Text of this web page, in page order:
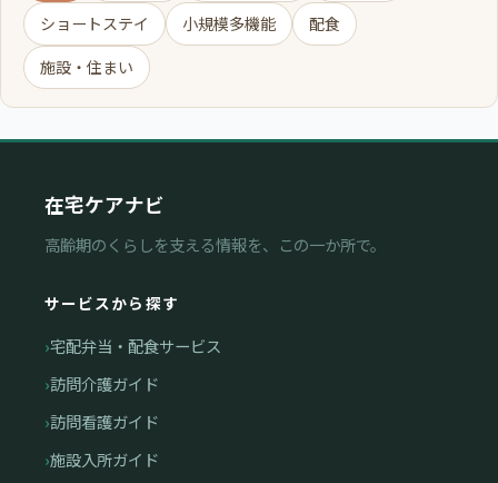
ショートステイ
小規模多機能
配食
施設・住まい
在宅ケアナビ
高齢期のくらしを支える情報を、この一か所で。
サービスから探す
宅配弁当・配食サービス
訪問介護ガイド
訪問看護ガイド
施設入所ガイド